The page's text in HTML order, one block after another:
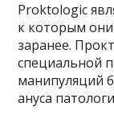
Proktologic
к которым
заранее.
специальной
манипуляций
ануса